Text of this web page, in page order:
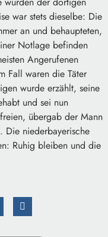
war stets dieselbe: Die
an und behaupteten,
Notlage befinden
Angerufenen
Fall waren die Täter
wurde erzählt, seine
und sei nun
übergab der Mann
Die niederbayerische
Ruhig bleiben und die